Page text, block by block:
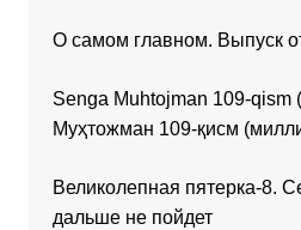
О самом главном. Выпуск
Senga Muhtojman 109-qism
Муҳтожман 109-қисм
Великолепная пятерка-8.
дальше не пойдет